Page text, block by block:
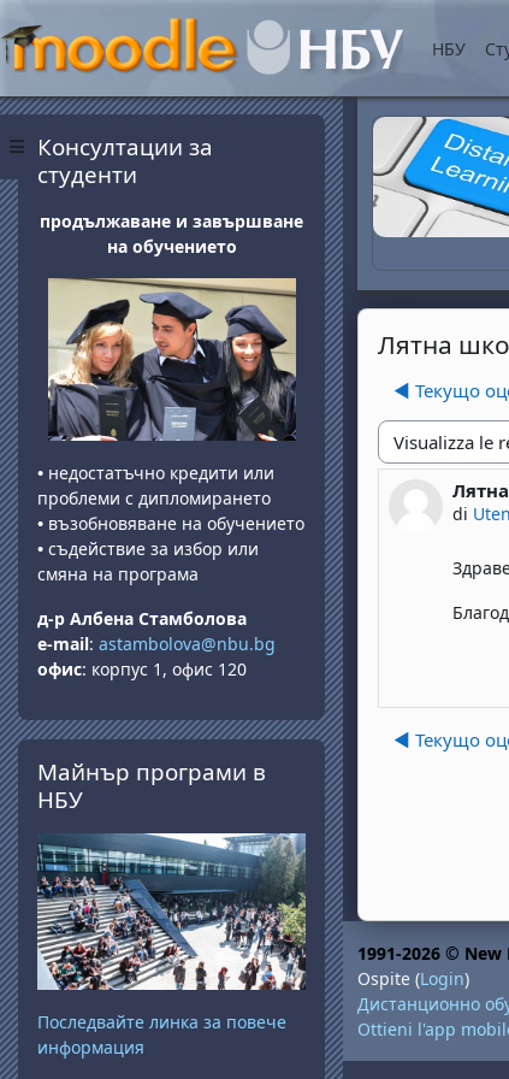
Pannello laterale
НБУ
Лятна
◀︎ Текущо
Modalità
di
◀︎ Текущо
Blocchi
Консултации за
студенти
продължаване и завършване
на обучението
• недостатъчно кредити или
проблеми с дипломирането
• възобновяване на обучението
• съдействие за избор или
смяна на програма
д-р Албена Стамболова
e-mail: astambolova@nbu.bg
офис: корпус 1, офис 120
Salta Майнър програми в НБУ
Майнър програми в
НБУ
Последвайте линка за повече
информация
1991-2026 ©
Ospite (Login)
Дистанционно
Ottieni l'app